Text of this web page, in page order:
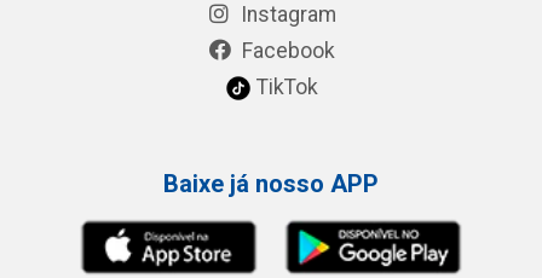
Instagram
Facebook
TikTok
Baixe já nosso APP